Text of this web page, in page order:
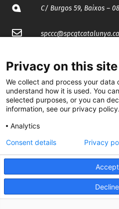
C/ Burgos 59, Baixos –
spccc@
@CGTCatalunya
cgtcatalunya
CGTCatalunya
cgtcatalunya
Privacy on this site
We collect and process your data
understand how it is used. You
selected purposes, or you can
information, see our privacy policy.
Analytics
Consent details Privacy